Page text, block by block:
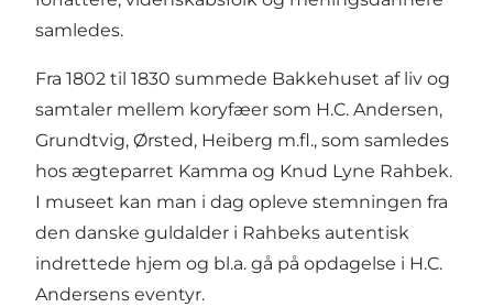
samledes.
Fra 1802 til 1830 summede Bakkehuset af liv og
samtaler mellem koryfæer som H.C. Andersen,
Grundtvig, Ørsted, Heiberg m.fl., som samledes
hos ægteparret Kamma og Knud Lyne Rahbek.
I museet kan man i dag opleve stemningen fra
den danske guldalder i Rahbeks autentisk
indrettede hjem og bl.a. gå på opdagelse i H.C.
Andersens eventyr.